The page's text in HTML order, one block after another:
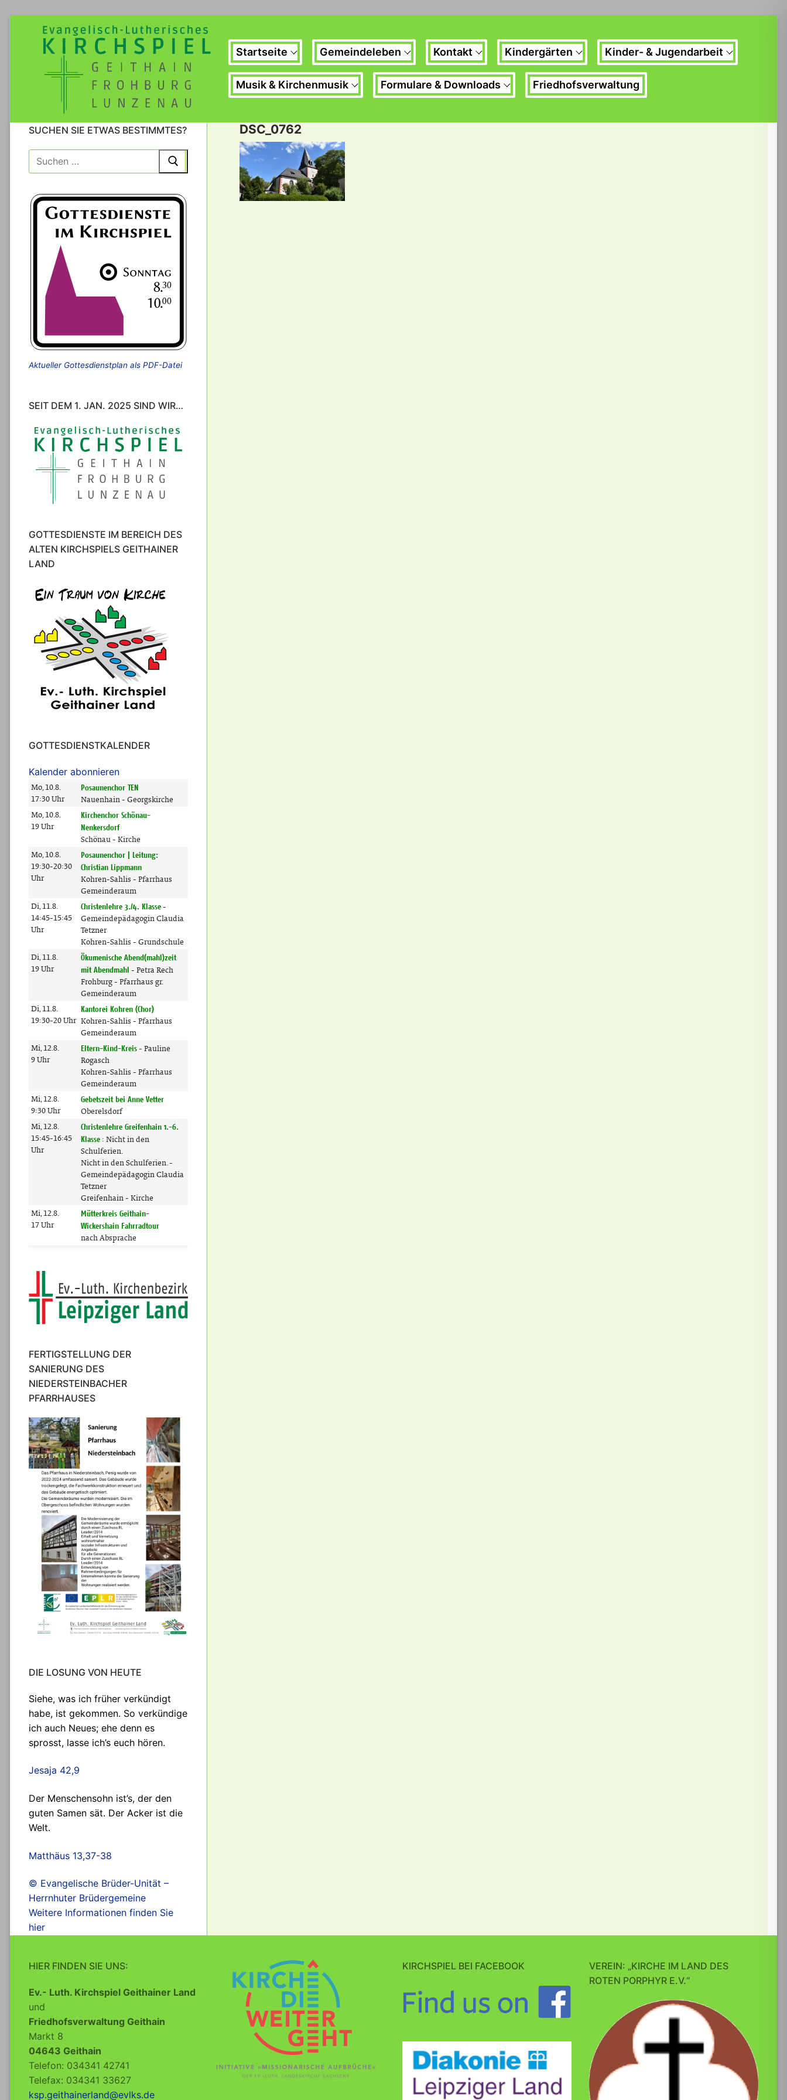
springen
Startseite Gemeindeleben Kontakt Kindergärten Kinder- & Jugendarbeit
Musik & Kirchenmusik Formulare & Downloads Friedhofsverwaltung
DSC_0762
SUCHEN SIE ETWAS BESTIMMTES?
Suche
nach:
Aktueller Gottesdienstplan als PDF-Datei
SEIT DEM 1. JAN. 2025 SIND WIR…
GOTTESDIENSTE IM BEREICH DES
ALTEN KIRCHSPIELS GEITHAINER
LAND
GOTTESDIENSTKALENDER
Kalender abonnieren
FERTIGSTELLUNG DER
SANIERUNG DES
NIEDERSTEINBACHER
PFARRHAUSES
DIE LOSUNG VON HEUTE
Siehe, was ich früher verkündigt
habe, ist gekommen. So verkündige
ich auch Neues; ehe denn es
sprosst, lasse ich’s euch hören.
Jesaja 42,9
Der Menschensohn ist’s, der den
guten Samen sät. Der Acker ist die
Welt.
Matthäus 13,37-38
© Evangelische Brüder-Unität –
Herrnhuter Brüdergemeine
Weitere Informationen finden Sie
hier
HIER FINDEN SIE UNS:
Ev.- Luth. Kirchspiel Geithainer Land
und
Friedhofsverwaltung Geithain
Markt 8
04643 Geithain
Telefon: 034341 42741
Telefax: 034341 33627
ksp.geithainerland@evlks.de
KIRCHSPIEL BEI FACEBOOK
VEREIN: „KIRCHE IM LAND DES
ROTEN PORPHYR E.V.“